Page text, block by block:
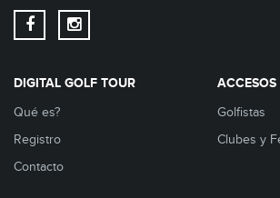
DIGITAL GOLF TOUR
Qué es?
Registro
Contacto
ACCESOS
Golfistas
Clubes y